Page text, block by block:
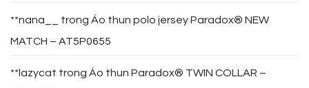
**nana__ trong Áo thun polo jersey Paradox® NEW
MATCH – AT5P0655
**lazycat trong Áo thun Paradox® TWIN COLLAR –